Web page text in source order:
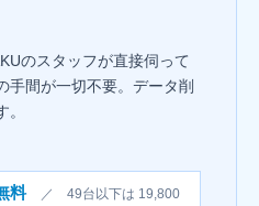
のスタッフが直接伺って
手間が一切不要。データ削
料
／ 49台以下は 19,800